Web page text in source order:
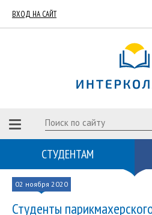
ВХОД НА САЙТ
СТУДЕНТАМ
02 ноября 2020
Студенты